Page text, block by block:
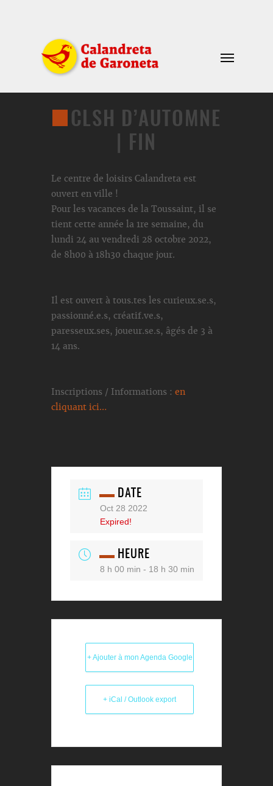
CLSH D’AUTOMNE
| FIN
Le centre de loisirs Calandreta est
ouvert en ville !
Pour les vacances de la Toussaint, il se
tient cette année la 1re semaine, du
lundi 24 au vendredi 28 octobre 2022,
de 8h00 à 18h30 chaque jour.
Il est ouvert à tous.tes les curieux.se.s,
passionné.e.s, créatif.ve.s,
paresseux.ses, joueur.se.s, âgés de 3 à
14 ans.
Inscriptions / Informations : en
cliquant ici…
DATE
Oct 28 2022
Expired!
HEURE
8 h 00 min - 18 h 30 min
+ Ajouter à mon Agenda Google
+ iCal / Outlook export